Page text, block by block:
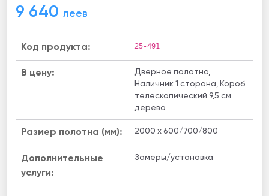
9 640 леев
Код продукта: 25-491
В цену:
Дверное полотно,
Наличник 1 сторона, Короб
телескопический 9,5 см
дерево
Размер полотна (мм): 2000 x 600/700/800
Дополнительные
услуги:
Замеры/установка